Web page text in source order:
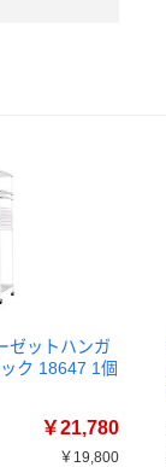
ゼットハンガ
ク 18647 1個
￥21,780
￥19,800